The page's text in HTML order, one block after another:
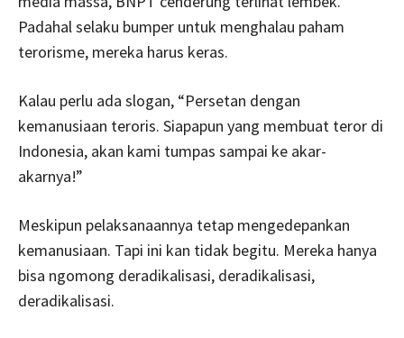
Padahal selaku bumper untuk menghalau paham
terorisme, mereka harus keras.
Kalau perlu ada slogan, “Persetan dengan
kemanusiaan teroris. Siapapun yang membuat teror di
Indonesia, akan kami tumpas sampai ke akar-
akarnya!”
Meskipun pelaksanaannya tetap mengedepankan
kemanusiaan. Tapi ini kan tidak begitu. Mereka hanya
bisa ngomong deradikalisasi, deradikalisasi,
deradikalisasi.